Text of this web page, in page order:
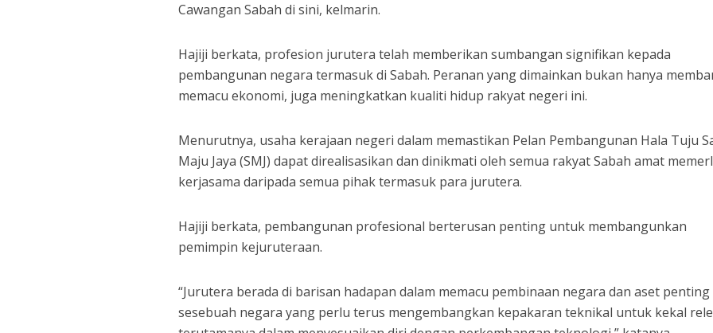
Cawangan Sabah di sini, kelmarin.
Hajiji berkata, profesion jurutera telah memberikan sumbangan signifikan kepada
pembangunan negara termasuk di Sabah. Peranan yang dimainkan bukan hanya
memacu ekonomi, juga meningkatkan kualiti hidup rakyat negeri ini.
Menurutnya, usaha kerajaan negeri dalam memastikan Pelan Pembangunan Hala Tuju
Maju Jaya (SMJ) dapat direalisasikan dan dinikmati oleh semua rakyat Sabah amat
kerjasama daripada semua pihak termasuk para jurutera.
Hajiji berkata, pembangunan profesional berterusan penting untuk membangunkan
pemimpin kejuruteraan.
“Jurutera berada di barisan hadapan dalam memacu pembinaan negara dan aset penting
sesebuah negara yang perlu terus mengembangkan kepakaran teknikal untuk kekal